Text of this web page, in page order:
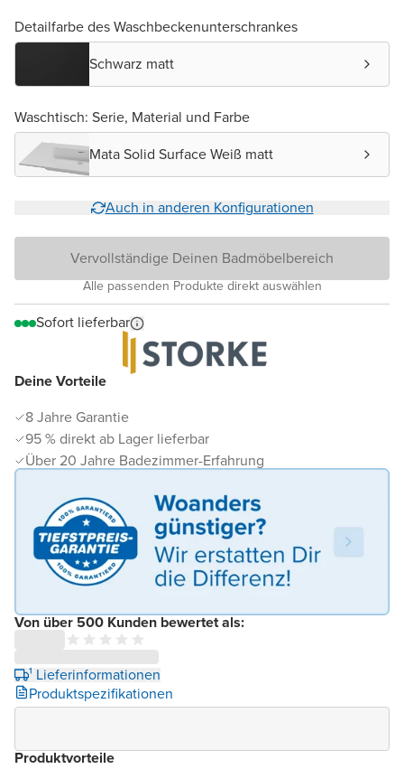
Deine Vorteile
8 Jahre Garantie
95 % direkt ab Lager lieferbar
Über 20 Jahre Badezimmer-Erfahrung
Von über 500 Kunden bewertet als:
¹ Lieferinformationen
Produktspezifikationen
Detailfarbe des Waschbeckenunterschrankes
Schwarz matt
Waschtisch: Serie, Material und Farbe
Mata Solid Surface Weiß matt
Auch in anderen Konfigurationen
Vervollständige Deinen Badmöbelbereich
Alle passenden Produkte direkt auswählen
Sofort lieferbar
Produktvorteile